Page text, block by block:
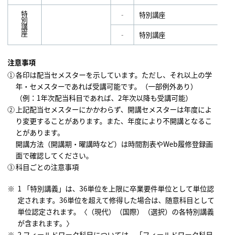
特別講座 ‐ 特別講座
‐ 特別講座
注意事項
各印は配当セメスターを示しています。ただし、それ以上の学
年・セメスターであれば受講可能です。（一部例外あり）
（例：1年次配当科目であれば、2年次以降も受講可能）
上記配当セメスターにかかわらず、開講セメスターは年度によ
り変更することがあります。また、年度により不開講となるこ
とがあります。
開講方法（開講期・曜講時など）は時間割表やWeb履修登録画
面で確認してください。
科目ごとの注意事項
1 「特別講義」は、36単位を上限に卒業要件単位として単位認
定されます。36単位を超えて修得した場合は、随意科目として
単位認定されます。〈（現代）（国際）（選択）の各特別講義
が含まれます。〉